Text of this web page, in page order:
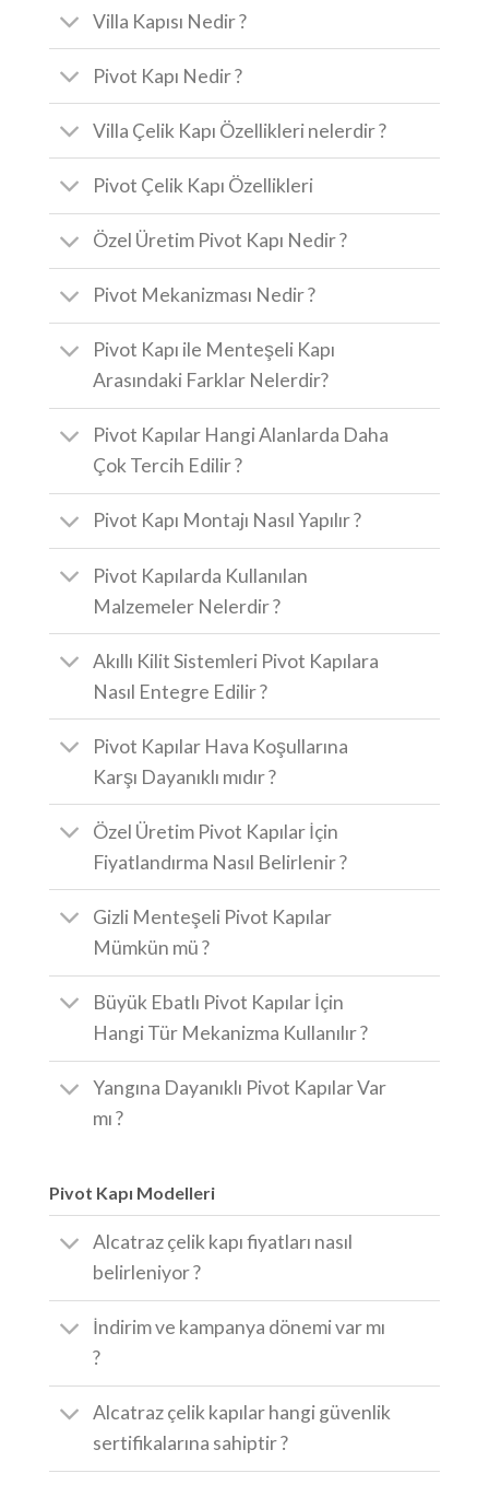
Villa Kapısı Nedir ?
Pivot Kapı Nedir ?
Villa Çelik Kapı Özellikleri nelerdir ?
Pivot Çelik Kapı Özellikleri
Özel Üretim Pivot Kapı Nedir ?
Pivot Mekanizması Nedir ?
Pivot Kapı ile Menteşeli Kapı
Arasındaki Farklar Nelerdir?
Pivot Kapılar Hangi Alanlarda Daha
Çok Tercih Edilir ?
Pivot Kapı Montajı Nasıl Yapılır ?
Pivot Kapılarda Kullanılan
Malzemeler Nelerdir ?
Akıllı Kilit Sistemleri Pivot Kapılara
Nasıl Entegre Edilir ?
Pivot Kapılar Hava Koşullarına
Karşı Dayanıklı mıdır ?
Özel Üretim Pivot Kapılar İçin
Fiyatlandırma Nasıl Belirlenir ?
Gizli Menteşeli Pivot Kapılar
Mümkün mü ?
Büyük Ebatlı Pivot Kapılar İçin
Hangi Tür Mekanizma Kullanılır ?
Yangına Dayanıklı Pivot Kapılar Var
mı ?
Pivot Kapı Modelleri
Alcatraz çelik kapı fiyatları nasıl
belirleniyor ?
İndirim ve kampanya dönemi var mı
?
Alcatraz çelik kapılar hangi güvenlik
sertifikalarına sahiptir ?